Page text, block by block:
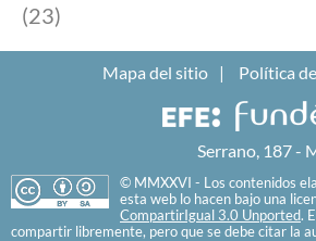
(23)
Mapa del sitio Política
Serrano, 187 -
© MMXXVI - Los contenidos
esta web lo hacen bajo una
CompartirIgual 3.0 Unported.
compartir libremente, pero que se debe citar la